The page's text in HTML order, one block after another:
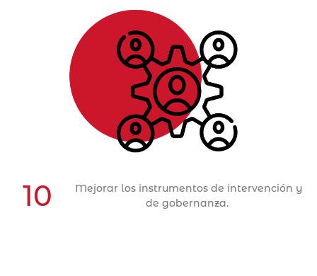
Objetivo Estratégico 10
ACCIONES
10
Mejorar los instrumentos de intervención y
de gobernanza.